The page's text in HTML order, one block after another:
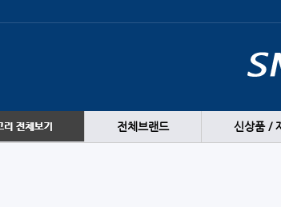
전체브랜드 신상품 /